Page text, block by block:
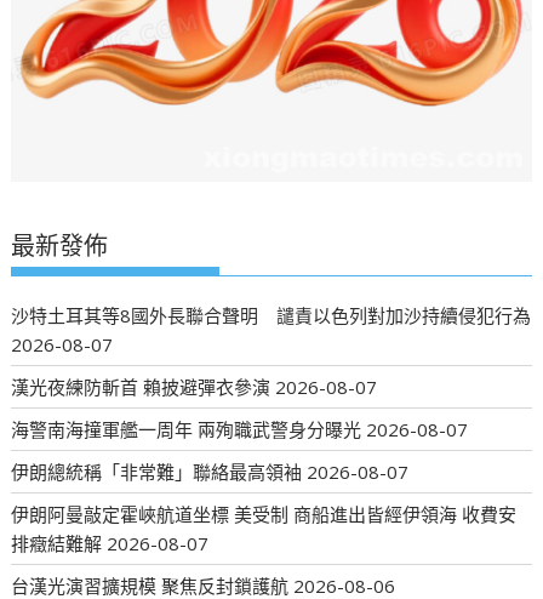
最新發佈
沙特土耳其等8國外長聯合聲明 譴責以色列對加沙持續侵犯行為
2026-08-07
漢光夜練防斬首 賴披避彈衣參演 2026-08-07
海警南海撞軍艦一周年 兩殉職武警身分曝光 2026-08-07
伊朗總統稱「非常難」聯絡最高領袖 2026-08-07
伊朗阿曼敲定霍峽航道坐標 美受制 商船進出皆經伊領海 收費安
排癥結難解 2026-08-07
台漢光演習擴規模 聚焦反封鎖護航 2026-08-06